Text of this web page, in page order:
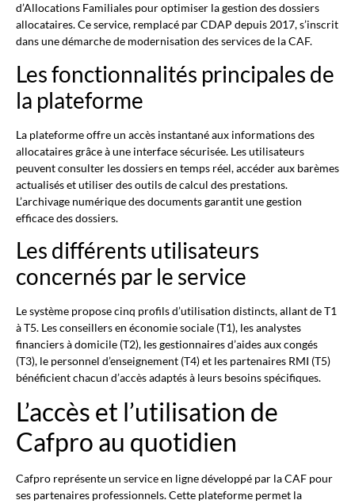
d’Allocations Familiales pour optimiser la gestion des dossiers
allocataires. Ce service, remplacé par CDAP depuis 2017, s’inscrit
dans une démarche de modernisation des services de la CAF.
Les fonctionnalités principales de
la plateforme
La plateforme offre un accès instantané aux informations des
allocataires grâce à une interface sécurisée. Les utilisateurs
peuvent consulter les dossiers en temps réel, accéder aux barèmes
actualisés et utiliser des outils de calcul des prestations.
L’archivage numérique des documents garantit une gestion
efficace des dossiers.
Les différents utilisateurs
concernés par le service
Le système propose cinq profils d’utilisation distincts, allant de T1
à T5. Les conseillers en économie sociale (T1), les analystes
financiers à domicile (T2), les gestionnaires d’aides aux congés
(T3), le personnel d’enseignement (T4) et les partenaires RMI (T5)
bénéficient chacun d’accès adaptés à leurs besoins spécifiques.
L’accès et l’utilisation de
Cafpro au quotidien
Cafpro représente un service en ligne développé par la CAF pour
ses partenaires professionnels. Cette plateforme permet la